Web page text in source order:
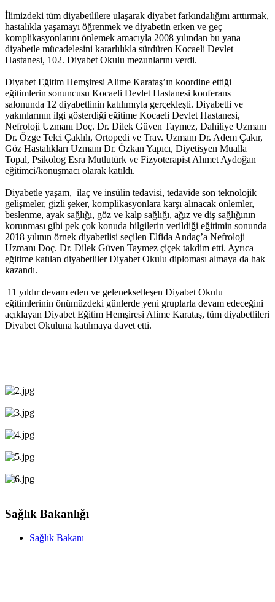
İlimizdeki tüm diyabetlilere ulaşarak diyabet farkındalığını arttırmak,
hastalıkla yaşamayı öğrenmek ve diyabetin erken ve geç
komplikasyonlarını önlemek amacıyla 2008 yılından bu yana
diyabetle mücadelesini kararlılıkla sürdüren Kocaeli Devlet
Hastanesi, 102. Diyabet Okulu mezunlarını verdi.
Diyabet Eğitim Hemşiresi Alime Karataş’ın koordine ettiği
eğitimlerin sonuncusu Kocaeli Devlet Hastanesi konferans
salonunda 12 diyabetlinin katılımıyla gerçekleşti. Diyabetli ve
yakınlarının ilgi gösterdiği eğitime Kocaeli Devlet Hastanesi,
Nefroloji Uzmanı Doç. Dr. Dilek Güven Taymez, Dahiliye Uzmanı
Dr. Özge Telci Çaklılı, Ortopedi ve Trav. Uzmanı Dr. Adem Çakır,
Göz Hastalıkları Uzmanı Dr. Özkan Yapıcı, Diyetisyen Mualla
Topal, Psikolog Esra Mutlutürk ve Fizyoterapist Ahmet Aydoğan
eğitimci/konuşmacı olarak katıldı.
Diyabetle yaşam, ilaç ve insülin tedavisi, tedavide son teknolojik
gelişmeler, gizli şeker, komplikasyonlara karşı alınacak önlemler,
beslenme, ayak sağlığı, göz ve kalp sağlığı, ağız ve diş sağlığının
korunması gibi pek çok konuda bilgilerin verildiği eğitimin sonunda
2018 yılının örnek diyabetlisi seçilen Elfida Andaç’a Nefroloji
Uzmanı Doç. Dr. Dilek Güven Taymez çiçek takdim etti. Ayrıca
eğitime katılan diyabetliler Diyabet Okulu diploması almaya da hak
kazandı.
11 yıldır devam eden ve gelenekselleşen Diyabet Okulu
eğitimlerinin önümüzdeki günlerde yeni gruplarla devam edeceğini
açıklayan Diyabet Eğitim Hemşiresi Alime Karataş, tüm diyabetlileri
Diyabet Okuluna katılmaya davet etti.
Sağlık Bakanlığı
Sağlık Bakanı